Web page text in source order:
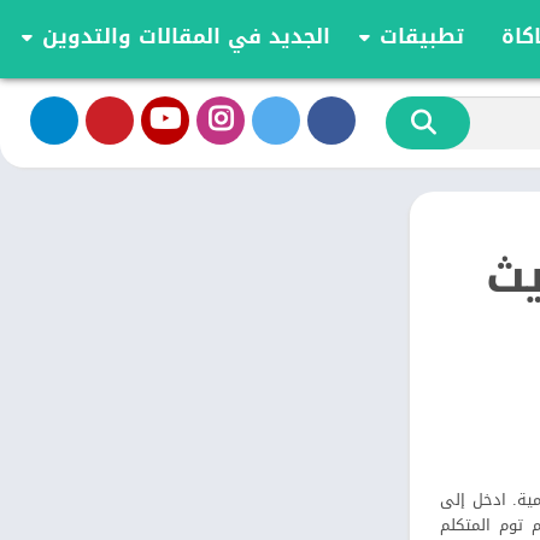
تطبيقات
الموسيقى والصوت
أدوات الفيديو
تخصيص
الكتب والمراجع
الصحة واللياقة البدنية
الجديد في المقالات والتدوين
تحديثات وأخبار أندرويد
مقارنة وشرح العاب اندرويد
مراجعة ومقارنة تطبيقات أندرويد
ادخل إلى
توم المتكلم